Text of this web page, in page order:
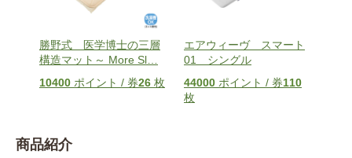
勝野式 医学博士の三層
構造マット～ More Sl
10400 ポイント / 券26 枚
エアウィーヴ スマート
01 シングル
44000 ポイント / 券110
枚
商品紹介